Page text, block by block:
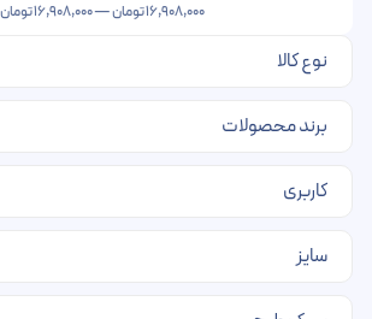
16,908,000تومان—
16,908,000تومان